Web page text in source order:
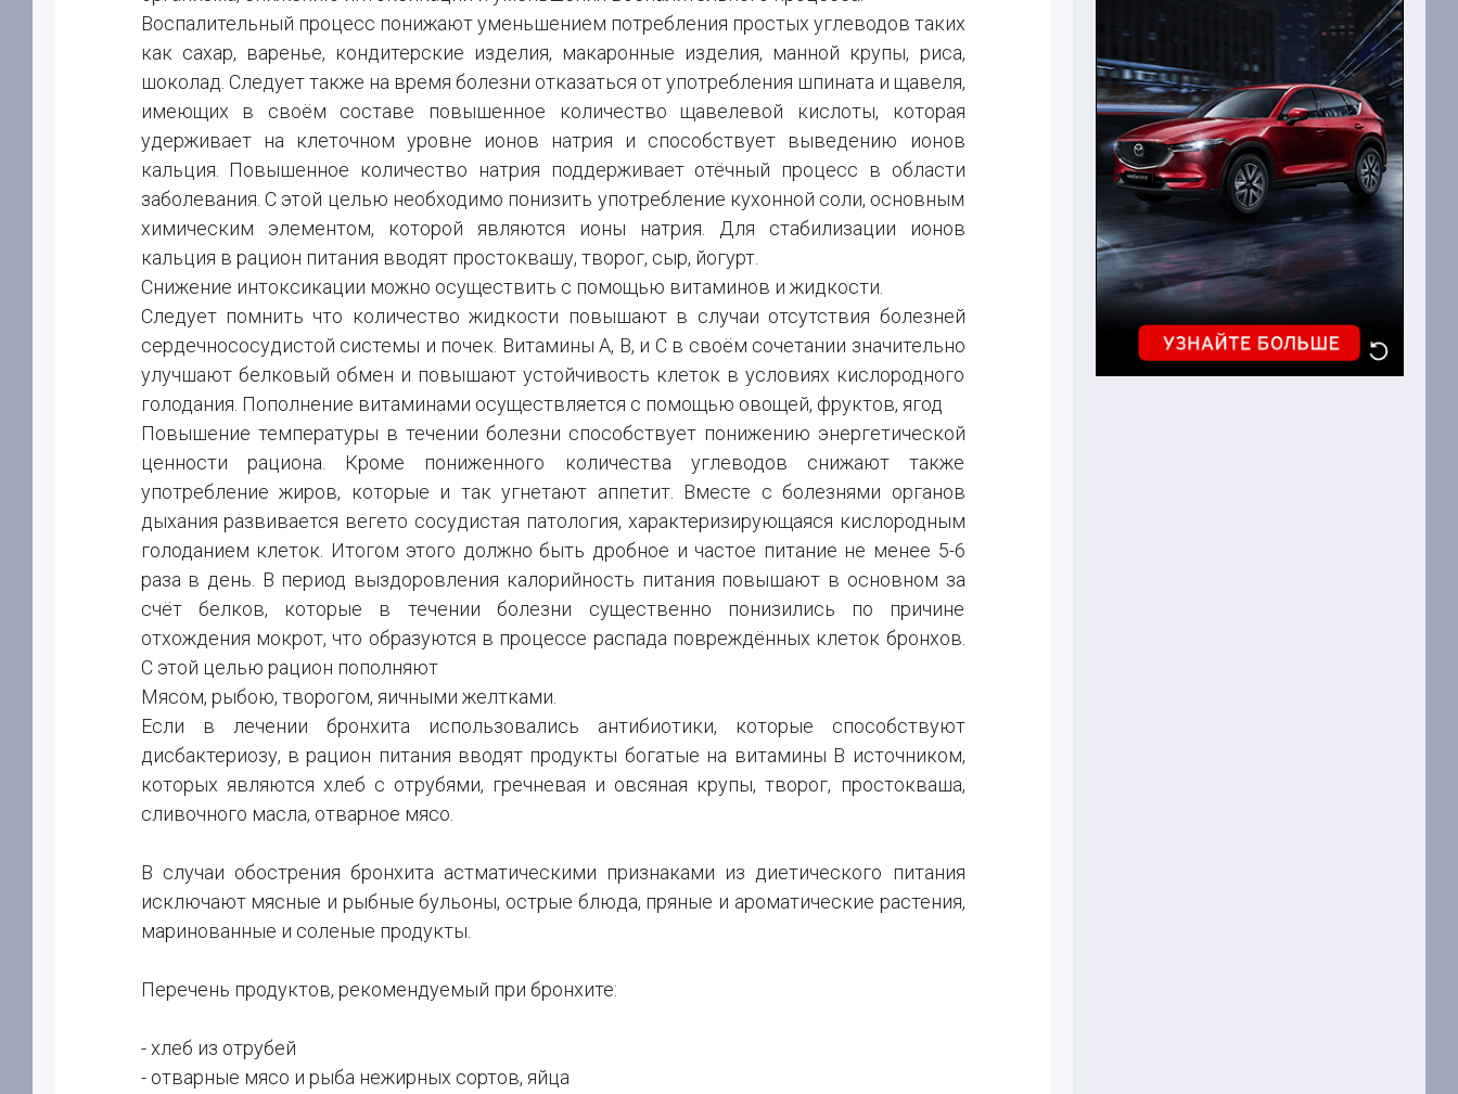
Воспалительный процесс понижают уменьшением потребления простых углеводов таких
как сахар, варенье, кондитерские изделия, макаронные изделия, манной крупы, риса,
шоколад. Следует также на время болезни отказаться от употребления шпината и щавеля,
имеющих в своём составе повышенное количество щавелевой кислоты, которая
удерживает на клеточном уровне ионов натрия и способствует выведению ионов
кальция. Повышенное количество натрия поддерживает отёчный процесс в области
заболевания. С этой целью необходимо понизить употребление кухонной соли, основным
химическим элементом, которой являются ионы натрия. Для стабилизации ионов
кальция в рацион питания вводят простоквашу, творог, сыр, йогурт.
Снижение интоксикации можно осуществить с помощью витаминов и жидкости.
Следует помнить что количество жидкости повышают в случаи отсутствия болезней
сердечнососудистой системы и почек. Витамины А, В, и С в своём сочетании значительно
улучшают белковый обмен и повышают устойчивость клеток в условиях кислородного
голодания. Пополнение витаминами осуществляется с помощью овощей, фруктов, ягод
Повышение температуры в течении болезни способствует понижению энергетической
ценности рациона. Кроме пониженного количества углеводов снижают также
употребление жиров, которые и так угнетают аппетит. Вместе с болезнями органов
дыхания развивается вегето сосудистая патология, характеризирующаяся кислородным
голоданием клеток. Итогом этого должно быть дробное и частое питание не менее 5-6
раза в день. В период выздоровления калорийность питания повышают в основном за
счёт белков, которые в течении болезни существенно понизились по причине
отхождения мокрот, что образуются в процессе распада повреждённых клеток бронхов.
С этой целью рацион пополняют
Мясом, рыбою, творогом, яичными желтками.
Если в лечении бронхита использовались антибиотики, которые способствуют
дисбактериозу, в рацион питания вводят продукты богатые на витамины В источником,
которых являются хлеб с отрубями, гречневая и овсяная крупы, творог, простокваша,
сливочного масла, отварное мясо.
В случаи обострения бронхита астматическими признаками из диетического питания
исключают мясные и рыбные бульоны, острые блюда, пряные и ароматические растения,
маринованные и соленые продукты.
Перечень продуктов, рекомендуемый при бронхите:
- хлеб из отрубей
- отварные мясо и рыба нежирных сортов, яйца
системы
Травмы, отравления
Заболевания иммунной
системы
Анемии
Боли